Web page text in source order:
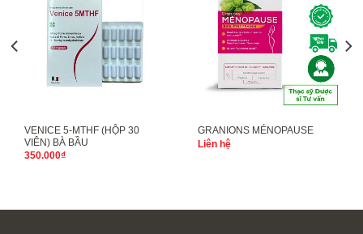
VENICE 5-MTHF (HỘP 30
VIÊN) BÀ BẦU
350.000₫
GRANIONS MÉNOPAUSE
Liên hệ